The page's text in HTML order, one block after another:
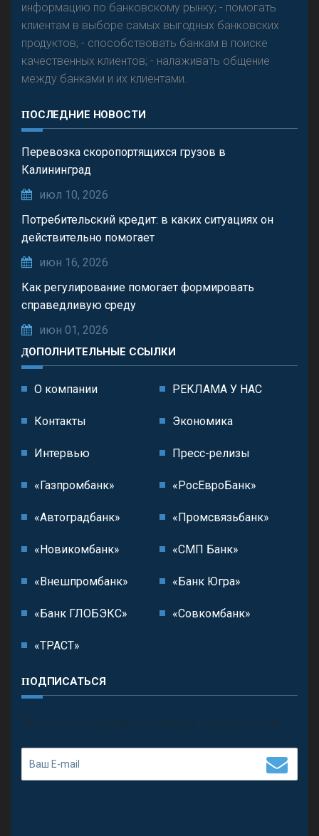
информацию по банковскому рынку; - помогать
клиентам в выборе самых выгодных банковских
продуктов; - способствовать банкам в поиске
качественных клиентов; - налаживать общение
между банками и их клиентами.
ПОСЛЕДНИЕ НОВОСТИ
Перевозка скоропортящихся грузов в
Калининград
июл 10, 2026
Потребительский кредит: в каких ситуациях он
действительно помогает
июн 16, 2026
Как регулирование помогает формировать
справедливую среду
июн 01, 2026
ДОПОЛНИТЕЛЬНЫЕ ССЫЛКИ
О компании РЕКЛАМА У НАС
Контакты Экономика
Интервью Пресс-релизы
«Газпромбанк» «РосЕвроБанк»
«Автоградбанк» «Промсвязьбанк»
«Новикомбанк» «СМП Банк»
«Внешпромбанк» «Банк Югра»
«Банк ГЛОБЭКС» «Совкомбанк»
«ТРАСТ»
ПОДПИСАТЬСЯ
П олучить последние обновления и предложения.